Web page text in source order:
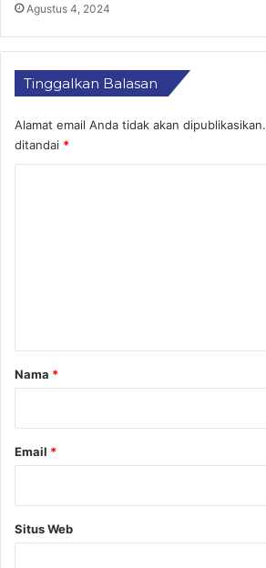
Agustus 4, 2024
Tinggalkan Balasan
Alamat email Anda tidak akan dipublikasikan.
ditandai *
r
Nama *
Email *
Situs Web